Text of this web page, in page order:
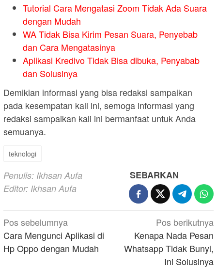
Tutorial Cara Mengatasi Zoom Tidak Ada Suara
dengan Mudah
WA Tidak Bisa Kirim Pesan Suara, Penyebab
dan Cara Mengatasinya
Aplikasi Kredivo Tidak Bisa dibuka, Penyabab
dan Solusinya
Demikian informasi yang bisa redaksi sampaikan
pada kesempatan kali ini, semoga informasi yang
redaksi sampaikan kali ini bermanfaat untuk Anda
semuanya.
teknologi
Penulis: Ikhsan Aufa
Editor: Ikhsan Aufa
SEBARKAN
Navigasi
pos
Pos sebelumnya
Cara Mengunci Aplikasi di
Hp Oppo dengan Mudah
Pos berikutnya
Kenapa Nada Pesan
Whatsapp Tidak Bunyi,
Ini Solusinya